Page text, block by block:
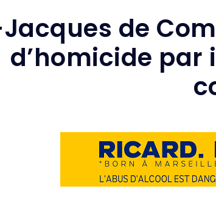
de
d’homicide par